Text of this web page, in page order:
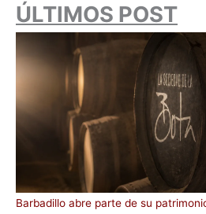
ÚLTIMOS POST
Barbadillo abre parte de su